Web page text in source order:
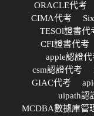
ORACLE代考
CIMA代考
TESOl證書代
CFI證書代考
apple認證代
csm認證代考
GIAC代考
uipath認
MCDBA數據庫管